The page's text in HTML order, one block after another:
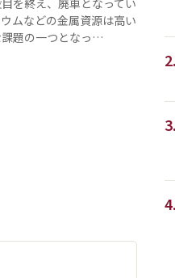
を終え、廃車となってい
ムなどの金属資源は高い
題の一つとなっ…
2.
3.
4.